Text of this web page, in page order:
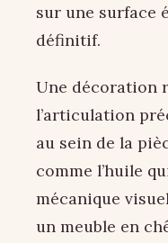
sur une surface
définitif.
Une décoration
l’articulation
au sein de la
comme l’huile
mécanique
un meuble en